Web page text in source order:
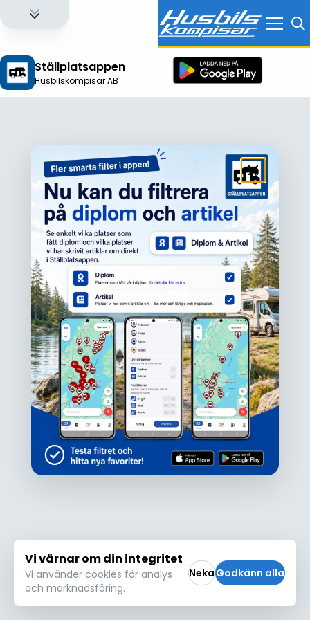
Ställplatsappen
Husbilskompisar AB
Ojdå!
Den här platsen hittades inte eller kunde
inte läsas in korrekt. Vänligen försök igen
Försök igen
Logga in för att få full tillgång till alla funktioner!
Vi värnar om din integritet
Vi använder cookies för analys
och marknadsföring.
NekaGodkänn alla